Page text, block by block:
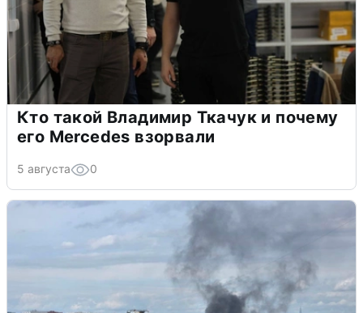
Кто такой Владимир Ткачук и почему
его Mercedes взорвали
5 августа 0